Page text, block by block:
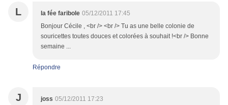
L la fée faribole 05/12/2011 17:45
Bonjour Cécile , <br /> <br /> Tu as une belle colonie de
souricettes toutes douces et colorées à souhait !<br /> Bonne
semaine ...
Répondre
J joss 05/12/2011 17:23